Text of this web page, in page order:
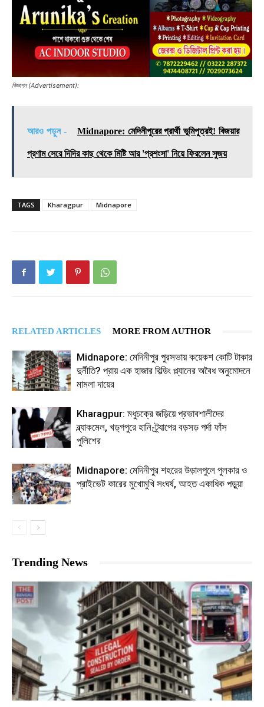
বিজ্ঞাপন (Advertisement):
আরও পড়ুন - Midnapore: মেদিনীপুরের প্রার্থী ভূমিপুত্রই! বিজয়ার
প্রণাম সেরে দিদির কাছ থেকে মিষ্টি আর 'প্রশংসা' নিয়ে ফিরলেন সুজয়
TAGS Kharagpur Midnapore
RELATED ARTICLES MORE FROM AUTHOR
Midnapore: মেদিনীপুর পুরসভায় কয়েকশ কোটি টাকার
দুর্নীতি? প্রায় এক হাজার বিল্ডিং প্ল্যানের অবৈধ অনুমোদনে
মামলা দায়ের
Kharagpur: মধুচক্রে জড়িয়ে প্রভাবশালীদের
ব্ল্যাকমেল, খড়্গপুরে হানি-ট্র্যাপের বড়সড় পর্দা ফাঁস
পুলিশের
Midnapore: মেদিনীপুর শহরের উড়ালপুলে পুলকার ও
প্রাইভেট কারের মুখোমুখি সংঘর্ষ, আহত একাধিক পড়ুয়া
Trending News